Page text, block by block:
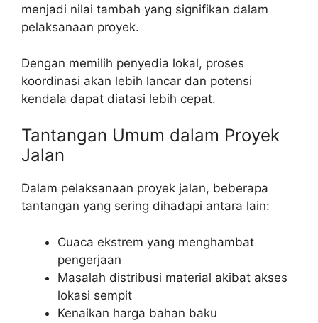
menjadi nilai tambah yang signifikan dalam
pelaksanaan proyek.
Dengan memilih penyedia lokal, proses
koordinasi akan lebih lancar dan potensi
kendala dapat diatasi lebih cepat.
Tantangan Umum dalam Proyek
Jalan
Dalam pelaksanaan proyek jalan, beberapa
tantangan yang sering dihadapi antara lain:
Cuaca ekstrem yang menghambat
pengerjaan
Masalah distribusi material akibat akses
lokasi sempit
Kenaikan harga bahan baku